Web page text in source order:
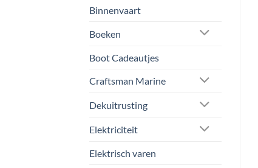
Binnenvaart
Boeken
Boot Cadeautjes
Craftsman Marine
Dekuitrusting
Elektriciteit
Elektrisch varen